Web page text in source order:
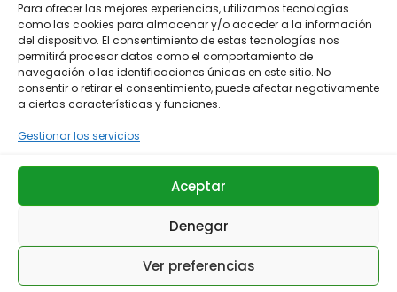
Para ofrecer las mejores experiencias, utilizamos tecnologías
como las cookies para almacenar y/o acceder a la información
del dispositivo. El consentimiento de estas tecnologías nos
permitirá procesar datos como el comportamiento de
navegación o las identificaciones únicas en este sitio. No
consentir o retirar el consentimiento, puede afectar negativamente
a ciertas características y funciones.
Gestionar los servicios
Aceptar
Denegar
Ver preferencias
CONTACTO
942 25 50 54
Polígono de Trascueto, parcela 4, 39600 Revilla de
Camargo, Cantabria
info@fernando-santamaria.com
Términos y CondicionesAviso LegalPolítica de privacidad